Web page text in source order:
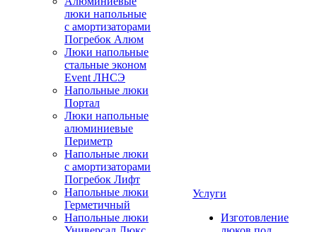
люки напольные
с амортизаторами
Погребок Алюм
Люки напольные
стальные эконом
Event ЛНСЭ
Напольные люки
Портал
Люки напольные
алюминиевые
Периметр
Напольные люки
с амортизаторами
Погребок Лифт
Напольные люки
Герметичный
Напольные люки
Услуги
Изготовление